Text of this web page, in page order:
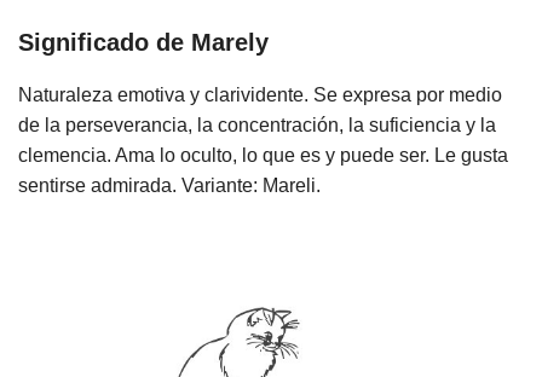
Bebé
Niños
Padres
Significado de Marely
Naturaleza emotiva y clarividente. Se expresa por medio
de la perseverancia, la concentración, la suficiencia y la
clemencia. Ama lo oculto, lo que es y puede ser. Le gusta
sentirse admirada. Variante: Mareli.